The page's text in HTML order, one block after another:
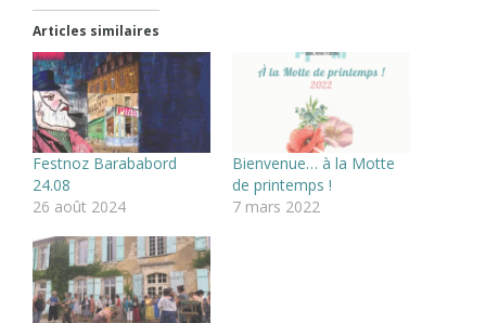
Articles similaires
Festnoz Barababord
24.08
26 août 2024
Bienvenue… à la Motte
de printemps !
7 mars 2022